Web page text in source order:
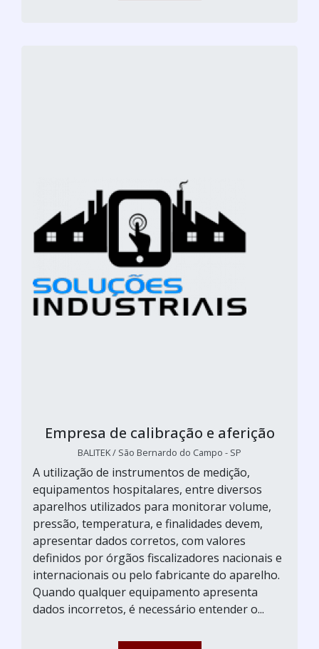
Empresa de calibração e aferição
BALITEK / São Bernardo do Campo - SP
A utilização de instrumentos de medição,
equipamentos hospitalares, entre diversos
aparelhos utilizados para monitorar volume,
pressão, temperatura, e finalidades devem,
apresentar dados corretos, com valores
definidos por órgãos fiscalizadores nacionais e
internacionais ou pelo fabricante do aparelho.
Quando qualquer equipamento apresenta
dados incorretos, é necessário entender o...